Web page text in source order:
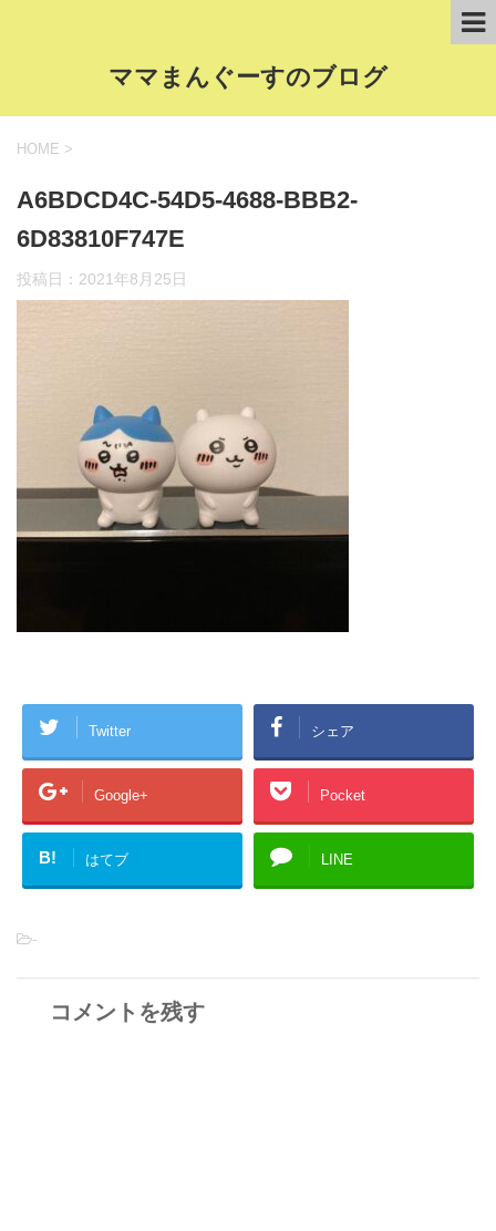
ママまんぐーすのブログ
HOME >
A6BDCD4C-54D5-4688-BBB2-
6D83810F747E
投稿日： 2021年8月25日
Twitter シェア
Google+ Pocket
B! はてブ LINE
-
コメントを残す